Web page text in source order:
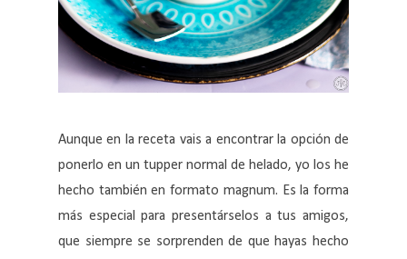
Aunque en la receta vais a encontrar la opción de
ponerlo en un tupper normal de helado, yo los he
hecho también en formato magnum. Es la forma
más especial para presentárselos a tus amigos,
que siempre se sorprenden de que hayas hecho